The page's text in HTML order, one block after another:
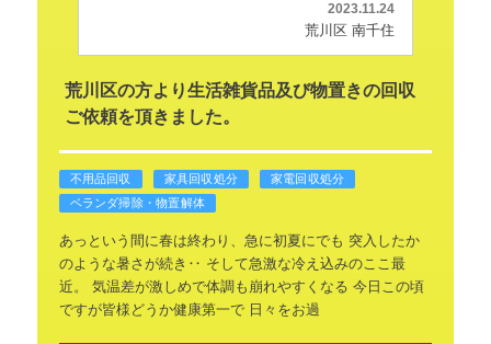
2023.11.24
荒川区 南千住
荒川区の方より生活雑貨品及び物置きの回収
ご依頼を頂きました。
不用品回収 家具回収処分
家電回収処分
ベランダ掃除・物置解体
あっという間に春は終わり、急に初夏にでも 突入したか
のような暑さが続き‥ そして急激な冷え込みのここ最
近。
気温差が激しめで体調も崩れやすくなる 今日この頃
ですが皆様どうか健康第一で日々をお過